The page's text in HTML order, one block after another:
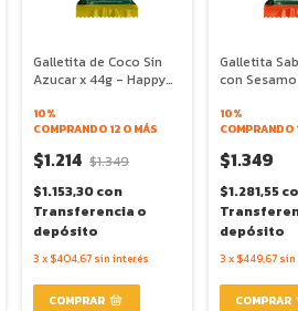
Galletita de Coco Sin
Azucar x 44g - Happy
10%
COMPRANDO 12 O MÁS
$1.214 $1.349
$1.153,30con
Transferencia o
depósito
3 x $404,67 sin interés
Galletita
con
Happy Foods
10%
COMPRANDO
$1.349
$1.281,55
depósito
3 x $449,67 sin